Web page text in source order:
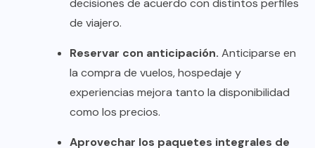
decisiones de acuerdo con distintos perfiles
de viajero.
Reservar con anticipación. Anticiparse en
la compra de vuelos, hospedaje y
experiencias mejora tanto la disponibilidad
como los precios.
Aprovechar los paquetes integrales de